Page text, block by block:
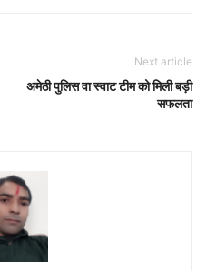
Next article
अमेठी पुलिस वा स्वाट टीम को मिली बड़ी
सफलता